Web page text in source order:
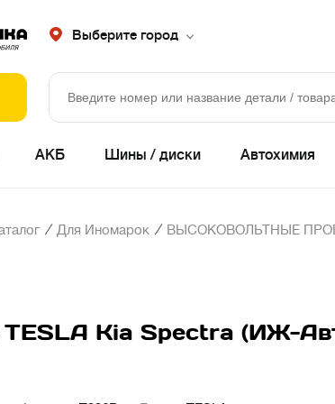
Выберите город
АКБ Шины / диски Автохимия
/ Для Иномарок / ВЫСОКОВОЛЬТНЫЕ
Kia Spectra (ИЖ-